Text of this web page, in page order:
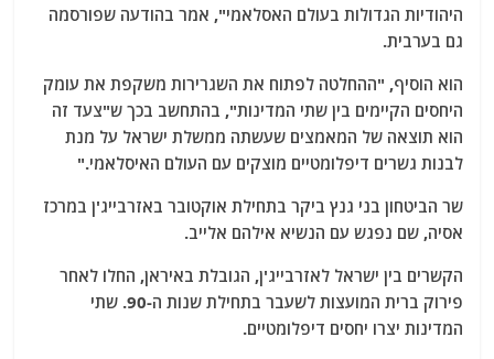
היהודיות הגדולות בעולם האסלאמי", אמר בהודעה שפורסמה
גם בערבית.
הוא הוסיף, "ההחלטה לפתוח את השגרירות משקפת את עומק
היחסים הקיימים בין שתי המדינות", בהתחשב בכך ש"צעד זה
הוא תוצאה של המאמצים שעשתה ממשלת ישראל על מנת
לבנות גשרים דיפלומטיים מוצקים עם העולם האיסלאמי."
שר הביטחון בני גנץ ביקר בתחילת אוקטובר באזרבייג'ן במרכז
אסיה, שם נפגש עם הנשיא אילהם אלייב.
הקשרים בין ישראל לאזרבייג'ן, הגובלת באיראן, החלו לאחר
פירוק ברית המועצות לשעבר בתחילת שנות ה-90. שתי
המדינות יצרו יחסים דיפלומטיים.